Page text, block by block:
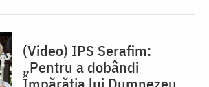
(Video) IPS Serafim:
„Pentru a dobândi
Împărăția lui Dumnezeu